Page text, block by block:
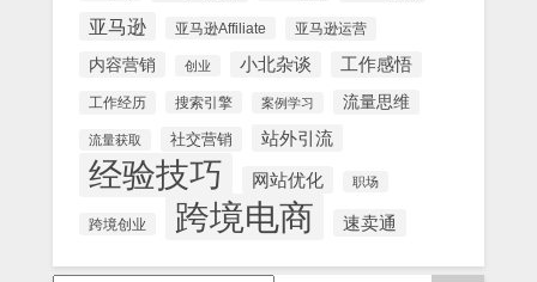
亚马逊 亚马逊Affiliate 亚马逊运营
内容营销 创业 小北杂谈 工作感悟
工作经历 搜索引擎 案例学习 流量思维
流量获取 社交营销 站外引流
经验技巧 网站优化 职场
跨境创业 跨境电商 速卖通